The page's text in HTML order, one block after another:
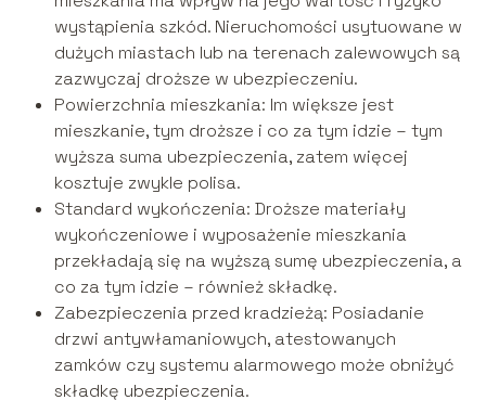
wystąpienia szkód. Nieruchomości usytuowane w
dużych miastach lub na terenach zalewowych są
zazwyczaj droższe w ubezpieczeniu.
Powierzchnia mieszkania: Im większe jest
mieszkanie, tym droższe i co za tym idzie – tym
wyższa suma ubezpieczenia, zatem więcej
kosztuje zwykle polisa.
Standard wykończenia: Droższe materiały
wykończeniowe i wyposażenie mieszkania
przekładają się na wyższą sumę ubezpieczenia, a
co za tym idzie – również składkę.
Zabezpieczenia przed kradzieżą: Posiadanie
drzwi antywłamaniowych, atestowanych
zamków czy systemu alarmowego może obniżyć
składkę ubezpieczenia.